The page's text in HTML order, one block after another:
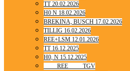
TT 20.02.2026
H0 N 18.02.2026
BREKINA, BUSCH 17.02.2026
TILLIG 16.02.2026
REE+LSM 12.01.2026
TT 16.12.2025
H0, N 15.12.2025
____ REE ____ TGV